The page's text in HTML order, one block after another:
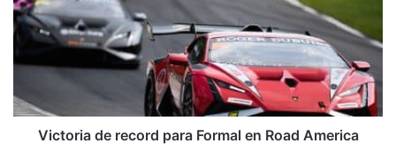
record
para
Formal
en
America
Victoria de record para Formal en Road America